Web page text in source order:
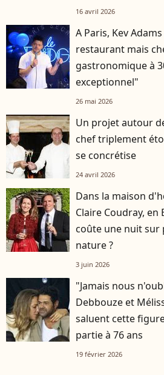
16 avril 2026
A Paris, Kev
restaurant mais
gastronomique à
exceptionnel"
26 mai 2026
Un projet autour
chef triplement
se concrétise
24 avril 2026
Dans la maison
Claire Coudray,
coûte une nuit sur
nature ?
3 juin 2026
"Jamais nous
Debbouze et
saluent cette
partie à 76 ans
19 février 2026